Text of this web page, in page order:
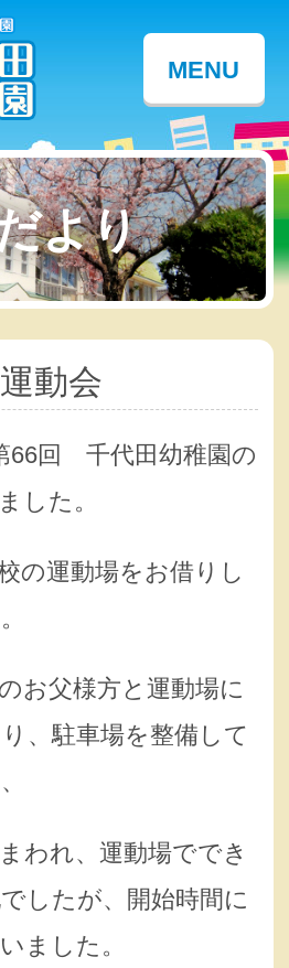
MENU
より
動会
66回 千代田幼稚園の
した。
の運動場をお借りし
お父様方と運動場に
、駐車場を整備して
われ、運動場ででき
したが、開始時間に
ました。